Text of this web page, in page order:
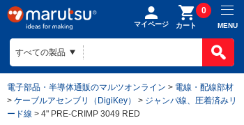
マイページ カート
0
MENU
電子部品・半導体通販のマルツオンライン > 電線・配線部材
> ケーブルアセンブリ（DigiKey） > ジャンパ線、圧着済みリ
ード線 > 4" PRE-CRIMP 3049 RED